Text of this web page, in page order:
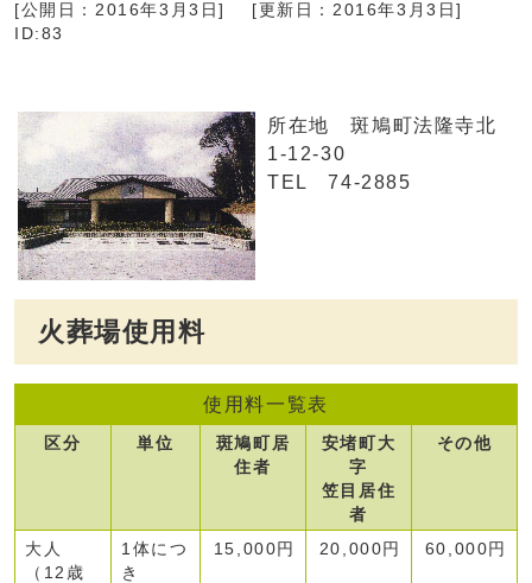
[公開日：2016年3月3日]
[更新日：2016年3月3日]
ID:83
所在地 斑鳩町法隆寺北
1-12-30
TEL 74-2885
火葬場使用料
使用料一覧表
区分 単位
斑鳩町居
住者
安堵町大
字
笠目居住
者
その他
大人
（12歳
1体につ
き
15,000円 20,000円 60,000円